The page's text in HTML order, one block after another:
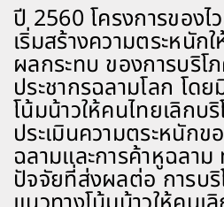
ปี 2560 โครงการของไ
เริ่มสร้างความตระหนัก
ผลกระทบ ของการบริ
ประชากรฉลามโลก โด
โน้มน้าวให้คนไทยเลิกบ
ประเมินความตระหนัก
ฉลามและการค้าหูฉลาม
ปัจจัยที่ส่งผลต่อ การบริ